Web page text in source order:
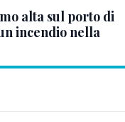
alta sul porto di
incendio nella